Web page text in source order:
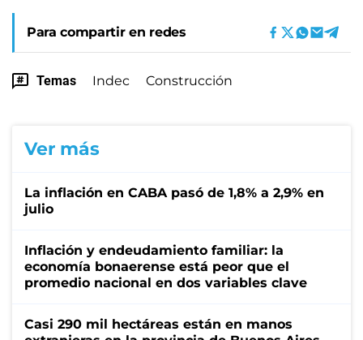
Para compartir en redes
Temas Indec Construcción
Ver más
La inflación en CABA pasó de 1,8% a 2,9% en
julio
Inflación y endeudamiento familiar: la
economía bonaerense está peor que el
promedio nacional en dos variables clave
Casi 290 mil hectáreas están en manos